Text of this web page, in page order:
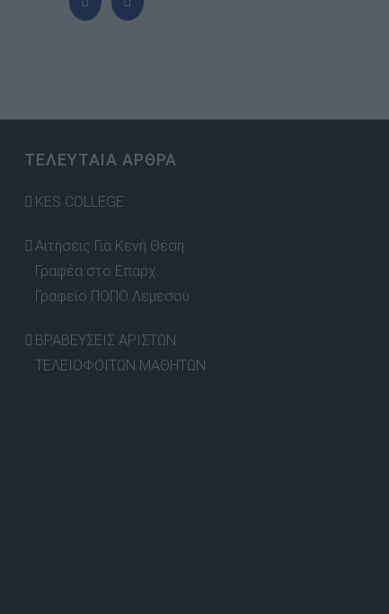
ΤΕΛΕΥΤΑΙΑ ΑΡΘΡΑ
KES COLLEGE
Αιτήσεις Για Κενή Θέση
Γραφέα στο Επαρχ.
Γραφείο ΠΟΠΟ Λεμεσού
ΒΡΑΒΕΥΣΕΙΣ ΑΡΙΣΤΩΝ
ΤΕΛΕΙΟΦΟΙΤΩΝ ΜΑΘΗΤΩΝ